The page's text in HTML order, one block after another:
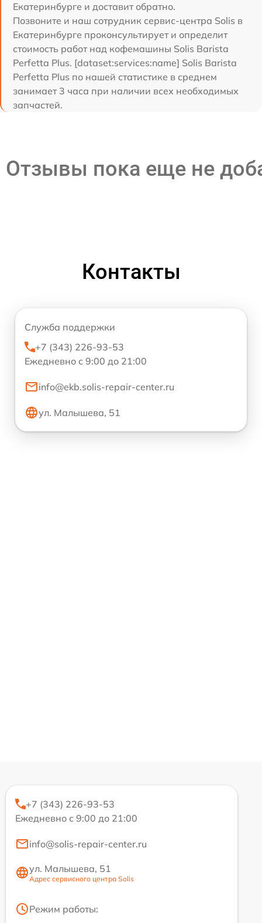
Екатеринбурге и доставит обратно.
Позвоните и наш сотрудник сервис-центра Solis в
Екатеринбурге проконсультирует и определит
стоимость работ над кофемашины Solis Barista
Perfetta Plus. [dataset:services:name] Solis Barista
Perfetta Plus по нашей статистике в среднем
занимает 3 часа при наличии всех необходимых
запчастей.
Отзывы пока еще не
Контакты
Служба поддержки
+7 (343) 226-93-53
Ежедневно с 9:00 до 21:00
info@ekb.solis-repair-center.ru
ул. Малышева, 51
+7 (343) 226-93-53
Ежедневно с 9:00 до 21:00
info@solis-repair-center.ru
ул. Малышева, 51
Адрес сервисного центра Solis
Режим работы: